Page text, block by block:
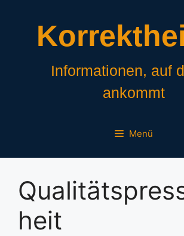
Informationen, auf
ankommt
Menü
heit